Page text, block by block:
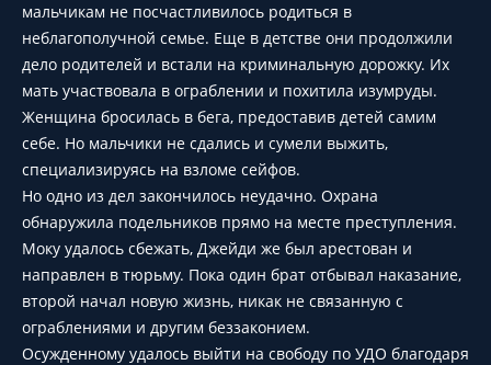
мальчикам не посчастливилось родиться в
неблагополучной семье. Еще в детстве они продолжили
дело родителей и встали на криминальную дорожку. Их
мать участвовала в ограблении и похитила изумруды.
Женщина бросилась в бега, предоставив детей самим
себе. Но мальчики не сдались и сумели выжить,
специализируясь на взломе сейфов.
Но одно из дел закончилось неудачно. Охрана
обнаружила подельников прямо на месте преступления.
Моку удалось сбежать, Джейди же был арестован и
направлен в тюрьму. Пока один брат отбывал наказание,
второй начал новую жизнь, никак не связанную с
ограблениями и другим беззаконием.
Осужденному удалось выйти на свободу по УДО благодаря